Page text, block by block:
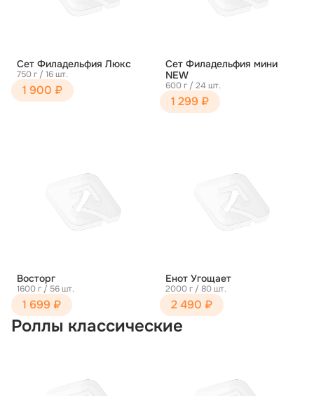
Сет Филадельфия Люкс
750 г / 16 шт.
1 900 ₽
Сет Филадельфия мини
NEW
600 г / 24 шт.
1 299 ₽
Восторг
1600 г / 56 шт.
1 699 ₽
Енот Угощает
2000 г / 80 шт.
2 490 ₽
Роллы классические